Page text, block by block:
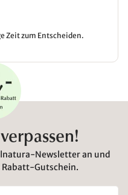
Zeit zum Entscheiden.
Newsletter an und
Gutschein.